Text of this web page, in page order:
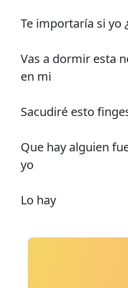
Te importaría si yo
Vas a dormir esta
en mi
Sacudiré esto
Que hay alguien
yo
Lo hay